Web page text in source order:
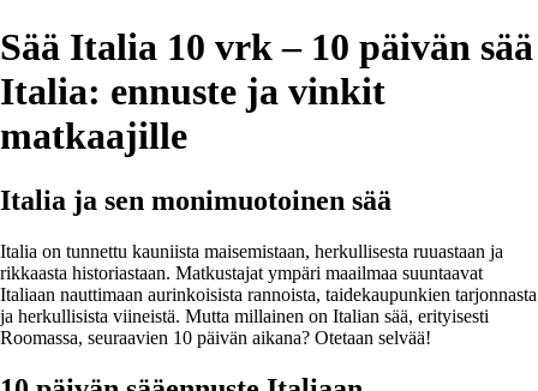
Sää Italia 10 vrk – 10 päivän sää
Italia: ennuste ja vinkit
matkaajille
Italia ja sen monimuotoinen sää
Italia on tunnettu kauniista maisemistaan, herkullisesta ruuastaan ja
rikkaasta historiastaan. Matkustajat ympäri maailmaa suuntaavat
Italiaan nauttimaan aurinkoisista rannoista, taidekaupunkien tarjonnasta
ja herkullisista viineistä. Mutta millainen on Italian sää, erityisesti
Roomassa, seuraavien 10 päivän aikana? Otetaan selvää!